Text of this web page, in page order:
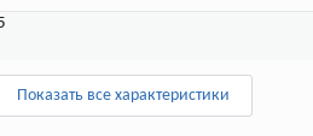
Показать все характеристики